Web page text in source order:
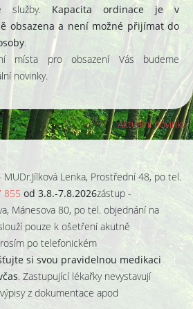
služby. Kapacita ordinace je v
obsazena a není možné přijímat do
.
místa pro obsazení Vás budeme
novinky.
Aktuální novinky
Lenka, Prostřední 48, po tel.
855 od 3.8.-7.8.2026zástup -
Mánesova 80, po tel. objednání na
pouze k ošetření akutně
po telefonickém
si svou pravidelnou medikaci
. Zastupující lékařky nevystavují
z dokumentace apod